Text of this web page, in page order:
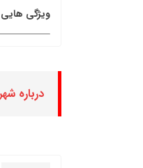
ویژگی
درباره